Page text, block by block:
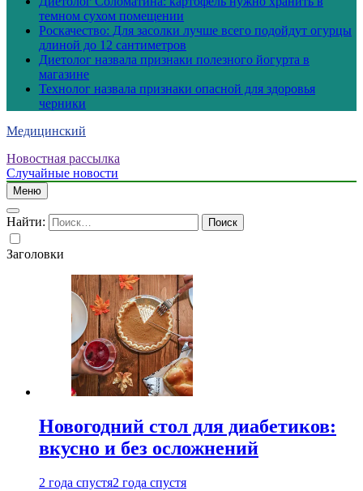
темном сухом помещении
Роскачество: Для засолки лучше всего подойдут огурцы
длиной до 12 сантиметров
Диетолог назвала признаки полезного йогурта в
магазине
Технолог назвала признаки опасной для здоровья
черники
Медицинский
Новостная рассылка
Случайные новости
Меню
Найти:
Заголовки
Новогодний стол для диабетиков:
вкусно и без осложнений
2 года спустя2 года спустя